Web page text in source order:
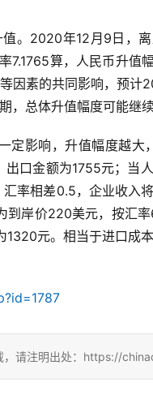
。2020年12月9日，
7.1765算，人民币升值
因素的共同影响，预
，总体升值幅度可能继续
定影响，升值幅度越
口金额为1755元；当
率相差0.5，企业收入
岸价220美元，按汇
元。相当于进口成本
，请注明出处：https://